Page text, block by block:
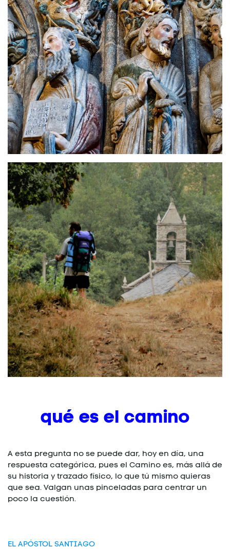
qué es el camino
A esta pregunta no se puede dar, hoy en día, una
respuesta categórica, pues el Camino es, más allá de
su historia y trazado físico, lo que tú mismo quieras
que sea. Valgan unas pinceladas para centrar un
poco la cuestión.
EL APÓSTOL SANTIAGO